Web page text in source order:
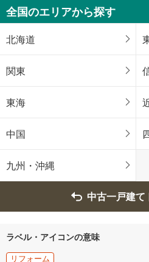
未定
建物面積 -
成田線 「下
全国のエリアから探す
北海道
関東
東海
中国
九州・沖縄
中古一戸建て
ラベル・アイコンの意味
リフォーム